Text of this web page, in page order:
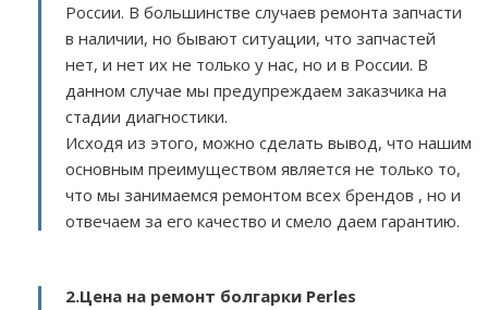
России. В большинстве случаев ремонта запчасти
в наличии, но бывают ситуации, что запчастей
нет, и нет их не только у нас, но и в России. В
данном случае мы предупреждаем заказчика на
стадии диагностики.
Исходя из этого, можно сделать вывод, что нашим
основным преимуществом является не только то,
что мы занимаемся ремонтом всех брендов , но и
отвечаем за его качество и смело даем гарантию.
2.Цена на ремонт болгарки Perles